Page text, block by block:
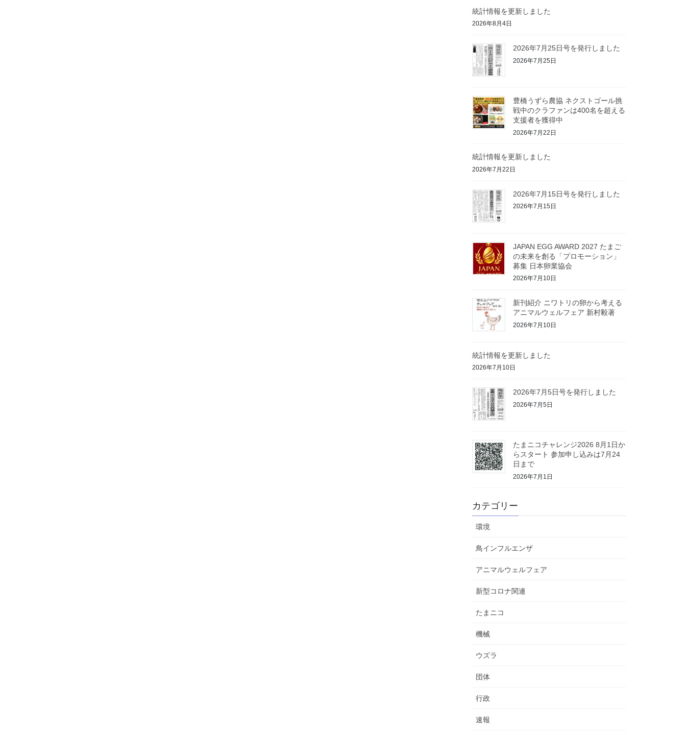
統計情報を更新しました
2026年8月4日
2026年7月25日号を発行しました
2026年7月25日
豊橋うずら農協 ネクストゴール挑
戦中のクラファンは400名を超える
支援者を獲得中
2026年7月22日
統計情報を更新しました
2026年7月22日
2026年7月15日号を発行しました
2026年7月15日
JAPAN EGG AWARD 2027 たまご
の未来を創る「プロモーション」
募集 日本卵業協会
2026年7月10日
新刊紹介 ニワトリの卵から考える
アニマルウェルフェア 新村毅著
2026年7月10日
統計情報を更新しました
2026年7月10日
2026年7月5日号を発行しました
2026年7月5日
たまニコチャレンジ2026 8月1日か
らスタート 参加申し込みは7月24
日まで
2026年7月1日
カテゴリー
環境
鳥インフルエンザ
アニマルウェルフェア
新型コロナ関連
たまニコ
機械
ウズラ
団体
行政
速報